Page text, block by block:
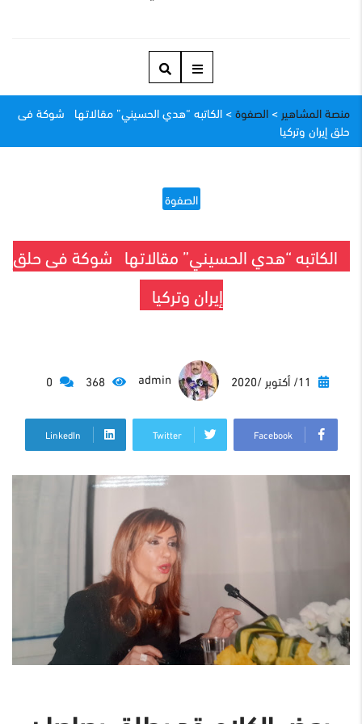
منصة المشاهير > الصفوة> الكاتبه “هدي الحسيني” مقالاتـها شوكة فى
حلق إيران وتركيا
الصفوة
الكاتبه “هدي الحسيني” مقالاتـها شوكة فى حلق
إيران وتركيا
368
Facebook
Twitter
LinkedIn